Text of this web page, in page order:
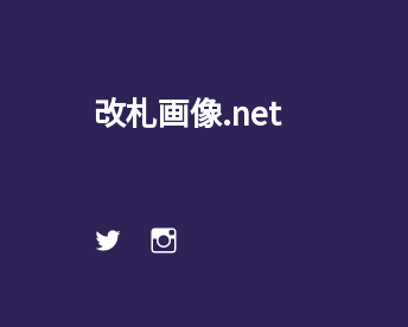
改札画像.net
Twitterinstagram